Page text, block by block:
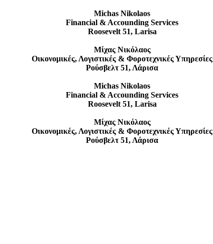
Michas Nikolaos
Financial & Accounding Services
Roosevelt 51, Larisa
Μίχας Νικόλαος
Οικονομικές, Λογιστικές & Φοροτεχνικές Υπηρεσίες
Ρούσβελτ 51, Λάρισα
Michas Nikolaos
Financial & Accounding Services
Roosevelt 51, Larisa
Μίχας Νικόλαος
Οικονομικές, Λογιστικές & Φοροτεχνικές Υπηρεσίες
Ρούσβελτ 51, Λάρισα